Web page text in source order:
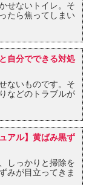
せないトイレ。そ
たら焦ってしまい
自分でできる対処
ないものです。そ
などのトラブルが
アル】黄ばみ黒ず
しっかりと掃除を
みが目立ってきま